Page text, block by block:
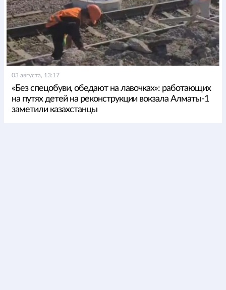
03 августа, 13:17
«Без спецобуви, обедают на лавочках»: работающих
на путях детей на реконструкции вокзала Алматы-1
заметили казахстанцы